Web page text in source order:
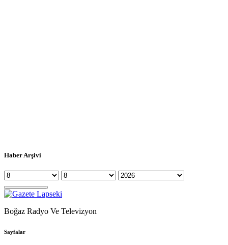
Haber Arşivi
Boğaz Radyo Ve Televizyon
Sayfalar